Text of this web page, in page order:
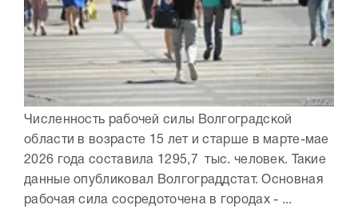
Численность рабочей силы Волгоградской
области в возрасте 15 лет и старше в марте-мае
2026 года составила 1295,7 тыс. человек. Такие
данные опубликовал Волгограддстат. Основная
рабочая сила сосредоточена в городах - ...